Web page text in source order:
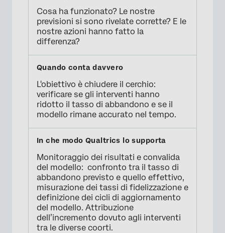
Cosa ha funzionato? Le nostre
previsioni si sono rivelate corrette? E le
nostre azioni hanno fatto la
differenza?
L'obiettivo è chiudere il cerchio:
verificare se gli interventi hanno
ridotto il tasso di abbandono e se il
modello rimane accurato nel tempo.
Monitoraggio dei risultati e convalida
del modello: confronto tra il tasso di
abbandono previsto e quello effettivo,
misurazione dei tassi di fidelizzazione e
definizione dei cicli di aggiornamento
del modello. Attribuzione
dell’incremento dovuto agli interventi
tra le diverse coorti.